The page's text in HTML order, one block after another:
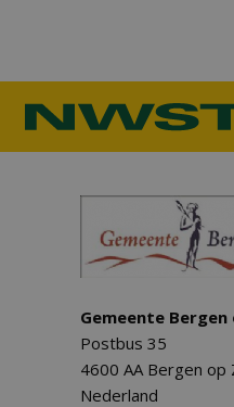
Gemeente
Postbus 35
4600 AA Bergen op
Nederland